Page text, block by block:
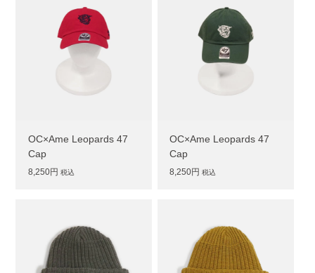
OC×Ame Leopards 47
Cap
8,250円 税込
OC×Ame Leopards 47
Cap
8,250円 税込